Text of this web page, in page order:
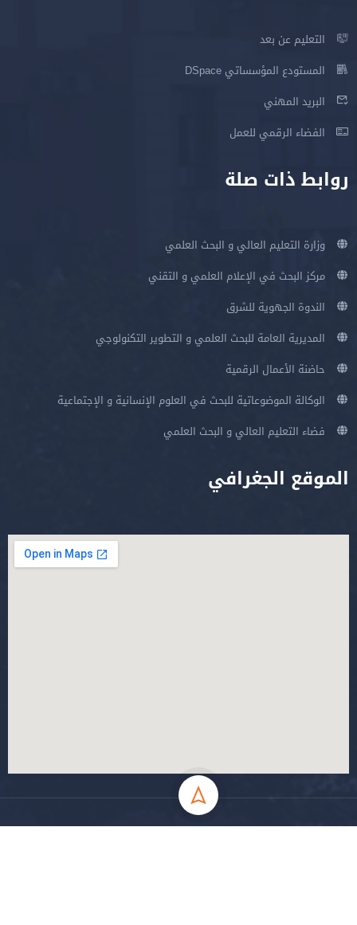
التعليم عن بعد
المستودع المؤسساتي DSpace
البريد المهني
الفضاء الرقمي للعمل
روابط ذات صلة
وزارة التعليم العالي و البحث العلمي
مركز البحث في الإعلام العلمي و التقني
الندوة الجهوية للشرق
المديرية العامة للبحث العلمي و التطوير التكنولوجي
حاضنة الأعمال الرقمية
الوكالة الموضوعاتية للبحث في العلوم الإنسانية و الإجتماعية
فضاء التعليم العالي و البحث العلمي
الموقع الجغرافي
جميع الحقوق محفوظة جامعة المسيلة - 2024